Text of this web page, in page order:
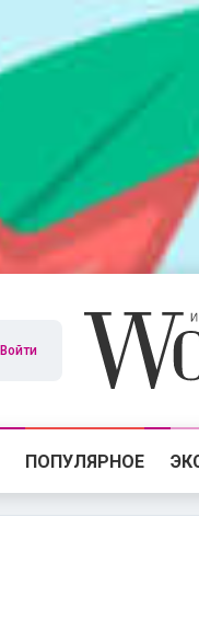
Войти
ПОПУЛЯРНОЕ